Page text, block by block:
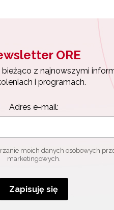
ORE
bieżąco z najnowszymi
i programach.
Adres e-mail:
moich danych osobowych
marketingowych.
Zapisuję się